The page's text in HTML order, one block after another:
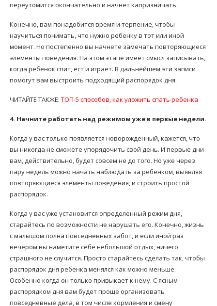
переутомится окончательно и начнет капризничать.
Конечно, вам понадобится время и терпение, чтобы
научиться понимать, что нужно ребенку в тот или иной
момент. Но постепенно вы начнете замечать повторяющиеся
элементы поведения. На этом этапе имеет смысл записывать,
когда ребенок спит, ест и играет. В дальнейшем эти записи
помогут вам выстроить подходящий распорядок дня.
ЧИТАЙТЕ ТАКЖЕ: ТОП-5 способов, как уложить спать ребенка
4. Начните работать над режимом уже в первые недели.
Когда у вас только появляется новорожденный, кажется, что
вы никогда не сможете упорядочить свой день. И первые дни
вам, действительно, будет совсем не до того. Но уже через
пару недель можно начать наблюдать за ребенком, выявляя
повторяющиеся элементы поведения, и строить простой
распорядок.
Когда у вас уже установится определенный режим дня,
старайтесь по возможности не нарушать его. Конечно, жизнь
с малышом полна повседневных забот, и если иной раз
вечером вы наметите себе небольшой отдых, ничего
страшного не случится. Просто старайтесь сделать так, чтобы
распорядок дня ребенка менялся как можно меньше.
Особенно когда он только привыкает к нему. С ясным
распорядком дня вам будет проще организовать
повседневные дела, в том числе кормления и смену